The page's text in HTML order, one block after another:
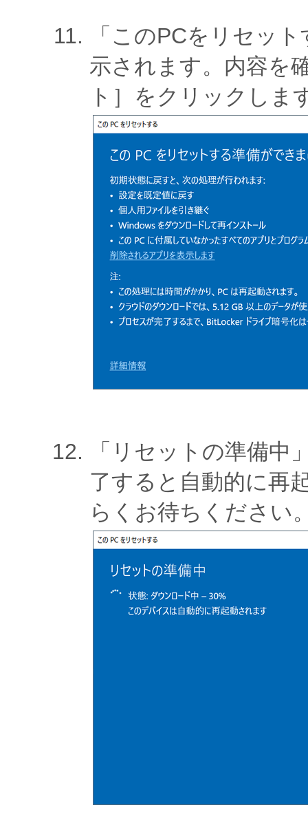
「このPCをリセッ
示されます。内容を
ト］をクリックしま
「リセットの準備中
了すると自動的に再
らくお待ちください